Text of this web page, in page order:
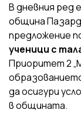
В дневния ред
община
предложение
ученици с
Приоритет 2
да осигури
в общината.